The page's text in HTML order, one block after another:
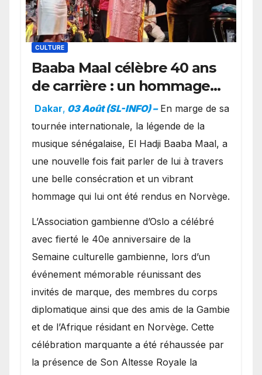
CULTURE
Baaba Maal célèbre 40 ans
de carrière : un hommage
exceptionnel à Oslo en
présence de la famille
royale.
Dakar, 03 Août (SL-INFO) – ​En marge de sa
tournée internationale, la légende de la
musique sénégalaise, El Hadji Baaba Maal, a
une nouvelle fois fait parler de lui à travers
une belle consécration et un vibrant
hommage qui lui ont été rendus en Norvège.
​L’Association gambienne d’Oslo a célébré
avec fierté le 40e anniversaire de la
Semaine culturelle gambienne, lors d’un
événement mémorable réunissant des
invités de marque, des membres du corps
diplomatique ainsi que des amis de la Gambie
et de l’Afrique résidant en Norvège. Cette
célébration marquante a été réhaussée par
la présence de Son Altesse Royale la